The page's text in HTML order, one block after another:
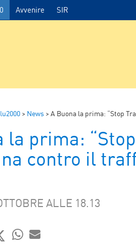
Avvenire SIR
> News > A Buona la prima: “Stop
la prima:
contro il
ALLE 18.13